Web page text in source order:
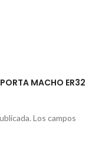
MACHO ER32
Los campos